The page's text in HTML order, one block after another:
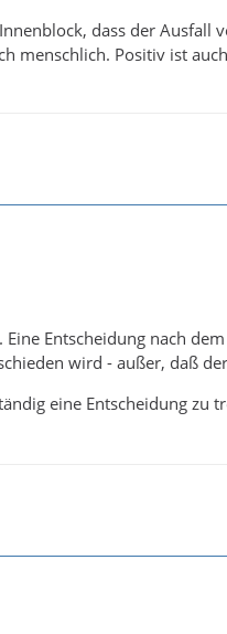
dass der Ausfall
menschlich. Positiv ist
Entscheidung nach
wird - außer, daß
eine Entscheidung zu